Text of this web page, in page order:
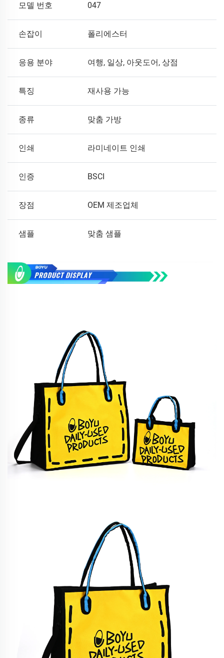
모델 번호 047
손잡이 폴리에스터
응용 분야 여행, 일상, 아웃도어, 상점
특징 재사용 가능
종류 맞춤 가방
인쇄 라미네이트 인쇄
인증 BSCI
장점 OEM 제조업체
샘플 맞춤 샘플